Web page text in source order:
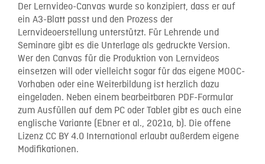
Der Lernvideo-Canvas wurde so konzipiert, dass er auf
ein A3-Blatt passt und den Prozess der
Lernvideoerstellung unterstützt. Für Lehrende und
Seminare gibt es die Unterlage als gedruckte Version.
Wer den Canvas für die Produktion von Lernvideos
einsetzen will oder vielleicht sogar für das eigene MOOC-
Vorhaben oder eine Weiterbildung ist herzlich dazu
eingeladen. Neben einem bearbeitbaren PDF-Formular
zum Ausfüllen auf dem PC oder Tablet gibt es auch eine
englische Variante (Ebner et al., 2021a, b). Die offene
Lizenz CC BY 4.0 International erlaubt außerdem eigene
Modifikationen.